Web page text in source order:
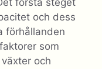
första steget
och dess
förhållanden
som
och